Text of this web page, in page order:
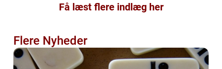
Få læst flere indlæg her
Flere Nyheder